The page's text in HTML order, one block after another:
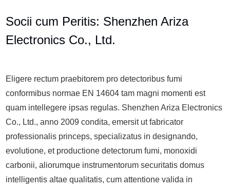
Socii cum Peritis: Shenzhen Ariza
Electronics Co., Ltd.
Eligere rectum praebitorem pro detectoribus fumi
conformibus normae EN 14604 tam magni momenti est
quam intellegere ipsas regulas. Shenzhen Ariza Electronics
Co., Ltd., anno 2009 condita, emersit ut fabricator
professionalis princeps, specializatus in designando,
evolutione, et productione detectorum fumi, monoxidi
carbonii, aliorumque instrumentorum securitatis domus
intelligentis altae qualitatis, cum attentione valida in